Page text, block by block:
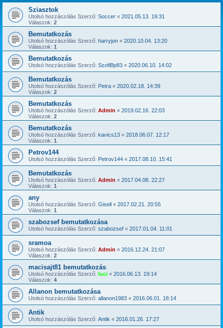
Sziasztok
Utolsó hozzászólás Szerző: Soccer « 2021.05.13. 19:31
Válaszok: 2
Bemutatkozás
Utolsó hozzászólás Szerző: harryjon « 2020.10.04. 13:20
Válaszok: 1
Bemutatkozás
Utolsó hozzászólás Szerző: SzofiBp83 « 2020.06.10. 14:02
Bemutatkozás
Utolsó hozzászólás Szerző: Petra « 2020.02.18. 14:39
Válaszok: 2
Bemutatkozás
Utolsó hozzászólás Szerző: Admin « 2019.02.16. 22:03
Válaszok: 2
Bemutatkozás
Utolsó hozzászólás Szerző: kavics13 « 2018.06.07. 12:17
Válaszok: 1
Petrov144
Utolsó hozzászólás Szerző: Petrov144 « 2017.08.10. 15:41
Bemutatkozás
Utolsó hozzászólás Szerző: Admin « 2017.04.08. 22:27
Válaszok: 1
any
Utolsó hozzászólás Szerző: Gisell « 2017.02.21. 20:55
Válaszok: 1
szabozsef bemutatkozása
Utolsó hozzászólás Szerző: szabozsef « 2017.01.04. 11:01
sramoa
Utolsó hozzászólás Szerző: Admin « 2016.12.24. 21:07
Válaszok: 2
macisajt81 bemutatkozás
Utolsó hozzászólás Szerző: luci « 2016.06.13. 19:14
Válaszok: 4
Allanon bemutatkozása
Utolsó hozzászólás Szerző: allanon1983 « 2016.06.01. 18:14
Antik
Utolsó hozzászólás Szerző: Antik « 2016.01.26. 17:27